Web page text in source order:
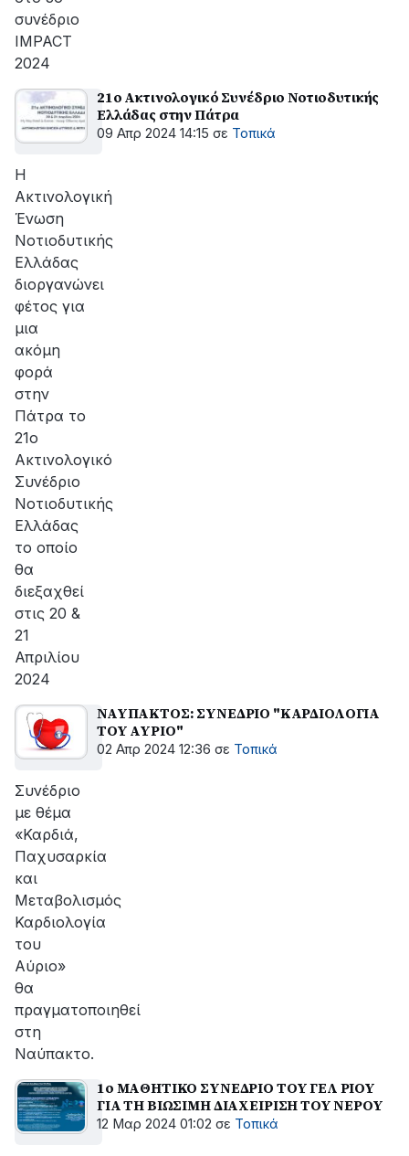
συνέδριο
IMPACT
2024
21ο Ακτινολογικό Συνέδριο Νοτιοδυτικής
Ελλάδας στην Πάτρα
09 Απρ 2024 14:15 σε Τοπικά
Η
Ακτινολογική
Ένωση
Νοτιοδυτικής
Ελλάδας
διοργανώνει
φέτος για
μια
ακόμη
φορά
στην
Πάτρα το
21ο
Ακτινολογικό
Συνέδριο
Νοτιοδυτικής
Ελλάδας
το οποίο
θα
διεξαχθεί
στις 20 &
21
Απριλίου
2024
ΝΑΥΠΑΚΤΟΣ: ΣΥΝΕΔΡΙΟ "ΚΑΡΔΙΟΛΟΓΙΑ
ΤΟΥ ΑΥΡΙΟ"
02 Απρ 2024 12:36 σε Τοπικά
Συνέδριο
με θέμα
«Καρδιά,
Παχυσαρκία
και
Μεταβολισμός
Καρδιολογία
του
Αύριο»
θα
πραγματοποιηθεί
στη
Ναύπακτο.
1ο ΜΑΘΗΤΙΚΟ ΣΥΝΕΔΡΙΟ ΤΟΥ ΓΕΛ ΡΙΟΥ
ΓΙΑ ΤΗ ΒΙΩΣΙΜΗ ΔΙΑΧΕΙΡΙΣΗ ΤΟΥ ΝΕΡΟΥ
12 Μαρ 2024 01:02 σε Τοπικά